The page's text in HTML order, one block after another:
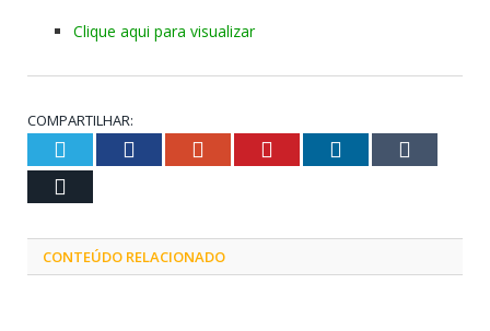
Clique aqui para visualizar
COMPARTILHAR:
Twitter Facebook Google+ Pinterest LinkedIn
CONTEÚDO RELACIONADO